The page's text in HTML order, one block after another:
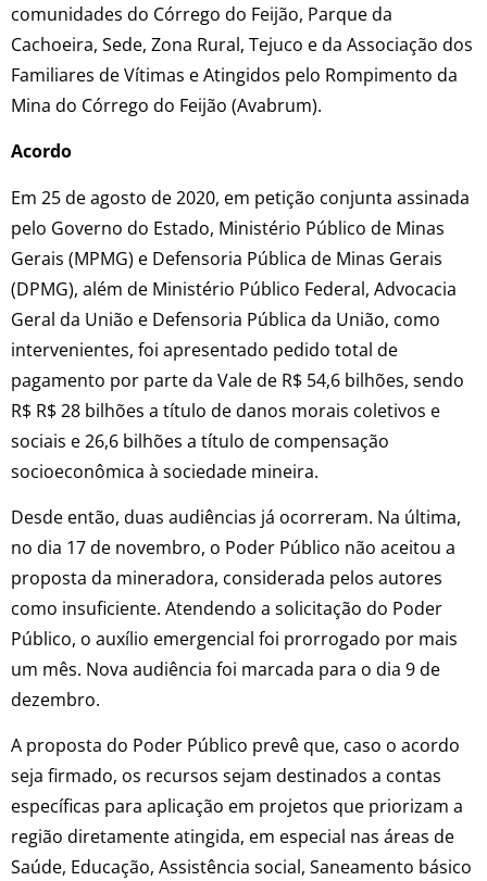
comunidades do Córrego do Feijão, Parque da
Cachoeira, Sede, Zona Rural, Tejuco e da Associação dos
Familiares de Vítimas e Atingidos pelo Rompimento da
Mina do Córrego do Feijão (Avabrum).
Acordo
Em 25 de agosto de 2020, em petição conjunta assinada
pelo Governo do Estado, Ministério Público de Minas
Gerais (MPMG) e Defensoria Pública de Minas Gerais
(DPMG), além de Ministério Público Federal, Advocacia
Geral da União e Defensoria Pública da União, como
intervenientes, foi apresentado pedido total de
pagamento por parte da Vale de R$ 54,6 bilhões, sendo
R$ R$ 28 bilhões a título de danos morais coletivos e
sociais e 26,6 bilhões a título de compensação
socioeconômica à sociedade mineira.
Desde então, duas audiências já ocorreram. Na última,
no dia 17 de novembro, o Poder Público não aceitou a
proposta da mineradora, considerada pelos autores
como insuficiente. Atendendo a solicitação do Poder
Público, o auxílio emergencial foi prorrogado por mais
um mês. Nova audiência foi marcada para o dia 9 de
dezembro.
A proposta do Poder Público prevê que, caso o acordo
seja firmado, os recursos sejam destinados a contas
específicas para aplicação em projetos que priorizam a
região diretamente atingida, em especial nas áreas de
Saúde, Educação, Assistência social, Saneamento básico